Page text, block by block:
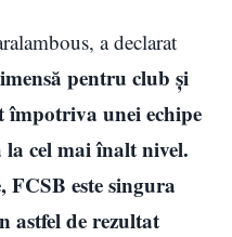
a declarat
pentru club şi
unei echipe
la cel mai înalt nivel.
FCSB este singura
astfel de rezultat